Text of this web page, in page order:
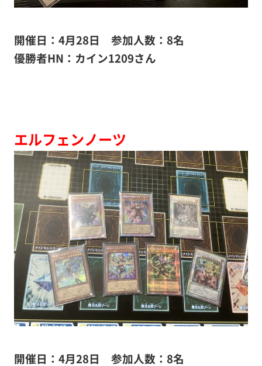
開催日：4月28日 参加人数：8名
優勝者HN：カイン1209さん
エルフェンノーツ
開催日：4月28日 参加人数：8名